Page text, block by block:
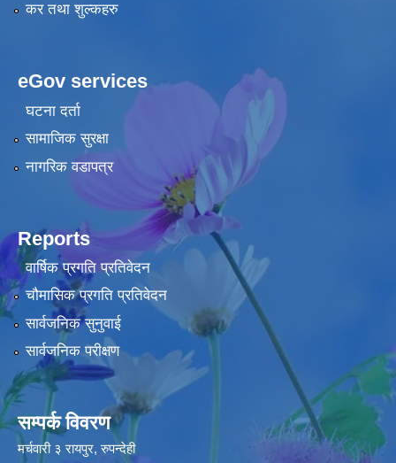
कर तथा शुल्कहरु
eGov services
घटना दर्ता
सामाजिक सुरक्षा
नागरिक वडापत्र
Reports
वार्षिक प्रगति प्रतिवेदन
चौमासिक प्रगति प्रतिवेदन
सार्वजनिक सुनुवाई
सार्वजनिक परीक्षण
सम्पर्क विवरण
मर्चवारी ३ रायपुर, रुपन्देही